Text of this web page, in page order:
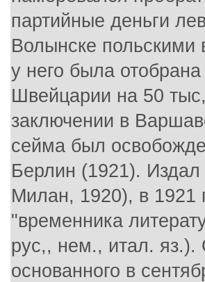
партийные деньги
Волынске польскими
у него была
Швейцарии на 50
заключении в
сейма был
Берлин (1921). Издал
Милан, 1920), в
"временника
рус,, нем., итал. яз.).
основанного в